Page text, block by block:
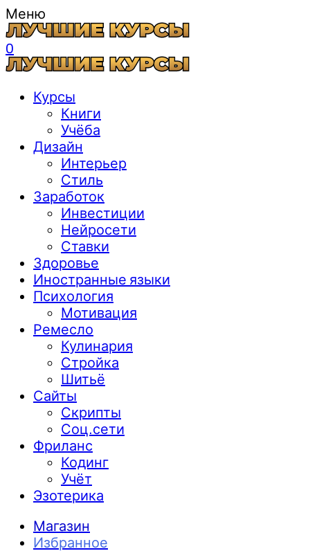
Меню
0
Курсы
Книги
Учёба
Дизайн
Интерьер
Стиль
Заработок
Инвестиции
Нейросети
Ставки
Здоровье
Иностранные языки
Психология
Мотивация
Ремесло
Кулинария
Стройка
Шитьё
Сайты
Скрипты
Соц.сети
Фриланс
Кодинг
Учёт
Эзотерика
Магазин
Избранное